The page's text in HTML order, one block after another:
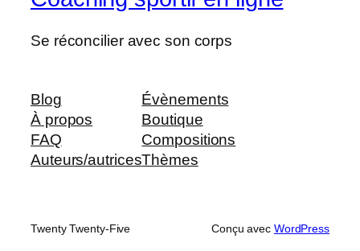
Se réconcilier avec son corps
Blog
À propos
FAQ
Auteurs/autrices
Évènements
Boutique
Compositions
Thèmes
Twenty Twenty-Five Conçu avec WordPress